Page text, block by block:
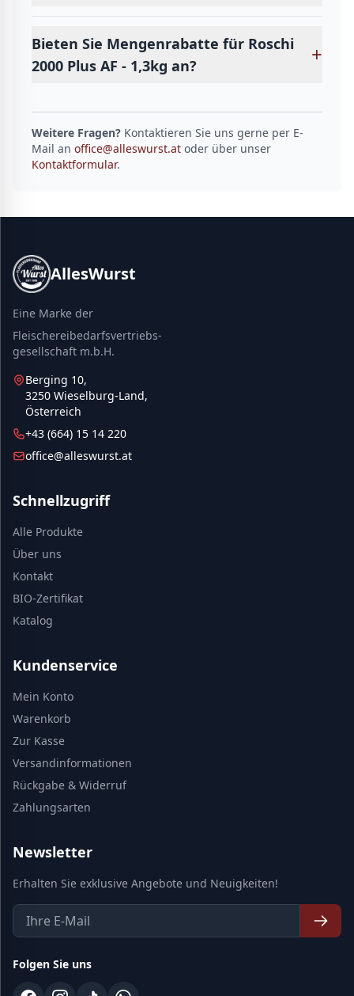
Bieten Sie Mengenrabatte für Roschi
2000 Plus AF - 1,3kg an?
+
Weitere Fragen? Kontaktieren Sie uns gerne per E-
Mail an office@alleswurst.at oder über unser
Kontaktformular.
AllesWurst
Eine Marke der
Fleischereibedarfsvertriebs-
gesellschaft m.b.H.
Berging 10,
3250 Wieselburg-Land,
Österreich
+43 (664) 15 14 220
office@alleswurst.at
Schnellzugriff
Alle Produkte
Über uns
Kontakt
BIO-Zertifikat
Katalog
Kundenservice
Mein Konto
Warenkorb
Zur Kasse
Versandinformationen
Rückgabe & Widerruf
Zahlungsarten
Newsletter
Erhalten Sie exklusive Angebote und Neuigkeiten!
Folgen Sie uns